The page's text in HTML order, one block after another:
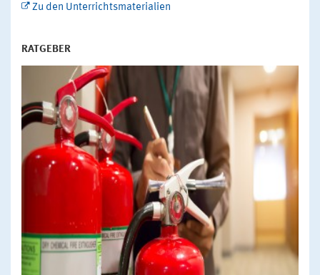
Zu den Unterrichtsmaterialien
RATGEBER